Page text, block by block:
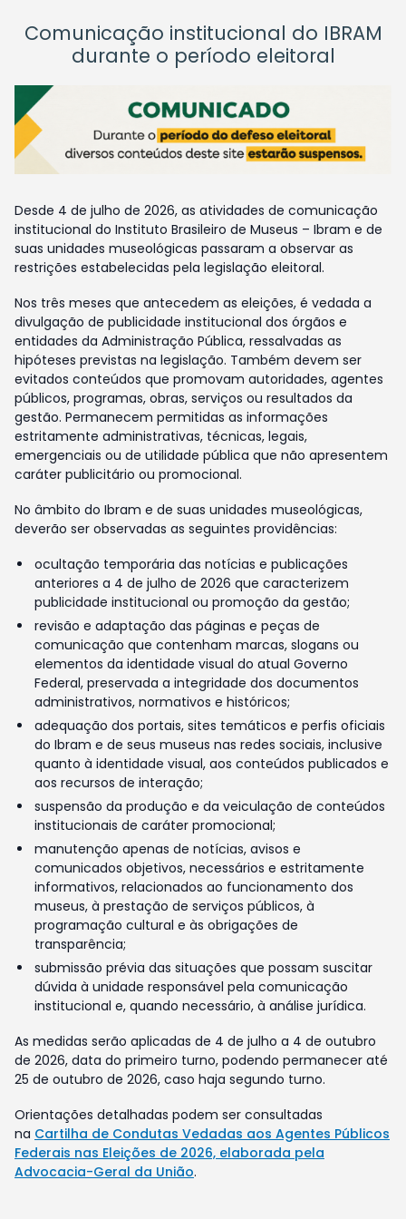
Comunicação institucional do IBRAM
durante o período eleitoral
Desde 4 de julho de 2026, as atividades de comunicação
institucional do Instituto Brasileiro de Museus – Ibram e de
suas unidades museológicas passaram a observar as
restrições estabelecidas pela legislação eleitoral.
Nos três meses que antecedem as eleições, é vedada a
divulgação de publicidade institucional dos órgãos e
entidades da Administração Pública, ressalvadas as
hipóteses previstas na legislação. Também devem ser
evitados conteúdos que promovam autoridades, agentes
públicos, programas, obras, serviços ou resultados da
gestão. Permanecem permitidas as informações
estritamente administrativas, técnicas, legais,
emergenciais ou de utilidade pública que não apresentem
caráter publicitário ou promocional.
No âmbito do Ibram e de suas unidades museológicas,
deverão ser observadas as seguintes providências:
ocultação temporária das notícias e publicações
anteriores a 4 de julho de 2026 que caracterizem
publicidade institucional ou promoção da gestão;
revisão e adaptação das páginas e peças de
comunicação que contenham marcas, slogans ou
elementos da identidade visual do atual Governo
Federal, preservada a integridade dos documentos
administrativos, normativos e históricos;
adequação dos portais, sites temáticos e perfis oficiais
do Ibram e de seus museus nas redes sociais, inclusive
quanto à identidade visual, aos conteúdos publicados e
aos recursos de interação;
suspensão da produção e da veiculação de conteúdos
institucionais de caráter promocional;
manutenção apenas de notícias, avisos e
comunicados objetivos, necessários e estritamente
informativos, relacionados ao funcionamento dos
museus, à prestação de serviços públicos, à
programação cultural e às obrigações de
transparência;
submissão prévia das situações que possam suscitar
dúvida à unidade responsável pela comunicação
institucional e, quando necessário, à análise jurídica.
As medidas serão aplicadas de 4 de julho a 4 de outubro
de 2026, data do primeiro turno, podendo permanecer até
25 de outubro de 2026, caso haja segundo turno.
Orientações detalhadas podem ser consultadas
na Cartilha de Condutas Vedadas aos Agentes Públicos
Federais nas Eleições de 2026, elaborada pela
Advocacia-Geral da União.